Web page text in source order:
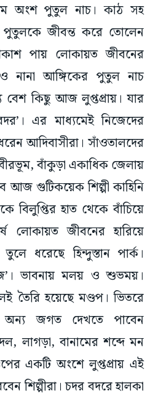
অংশ পুতুল নাচ। কাঠ সহ
পুতুলকে জীবন্ত করে তোলেন
পায় লোকায়ত জীবনের
নানা আঙ্গিকের পুতুল নাচ
বেশ কিছু আজ লুপ্তপ্রায়। যার
এর মাধ্যমেই নিজেদের
আদিবাসীরা। সাঁওতালদের
বাঁকুড়া একাধিক জেলায়
আজ গুটিকয়েক শিল্পী কাহিনি
বিলুপ্তির হাত থেকে বাঁচিয়ে
লোকায়ত জীবনের হারিয়ে
ধরেছে হিন্দুস্তান পার্ক।
ভাবনায় মলয় ও শুভময়।
তৈরি হয়েছে মণ্ডপ। ভিতরে
জগত দেখতে পাবেন
লাগড়া, বানামের শব্দে মন
একটি অংশে লুপ্তপ্রায় এই
শিল্পীরা। চদর বদরে হালকা